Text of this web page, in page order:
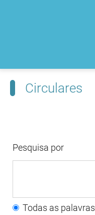
Circulares
Pesquisa por
Todas as palavras